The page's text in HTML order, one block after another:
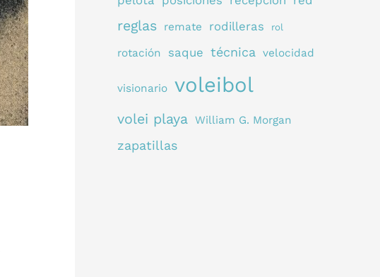
reglas remate rodilleras rol
rotación saque técnica velocidad
visionario voleibol
volei playa William G. Morgan
zapatillas